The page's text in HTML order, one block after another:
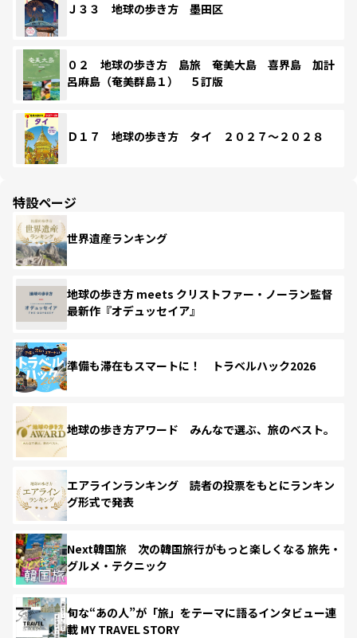
Ｊ３３ 地球の歩き方 墨田区
０２ 地球の歩き方 島旅 奄美大島 喜界島 加計
呂麻島（奄美群島１） ５訂版
Ｄ１７ 地球の歩き方 タイ ２０２７～２０２８
特設ページ
世界遺産ランキング
地球の歩き方 meets クリストファー・ノーラン監督
最新作『オデュッセイア』
準備も滞在もスマートに！ トラベルハック2026
地球の歩き方アワード みんなで選ぶ、旅のベスト。
エアラインランキング 読者の投票をもとにランキン
グ形式で発表
Next韓国旅 次の韓国旅行がもっと楽しくなる 旅先・
グルメ・テクニック
旬な“あの人”が「旅」をテーマに語るインタビュー連
載 MY TRAVEL STORY